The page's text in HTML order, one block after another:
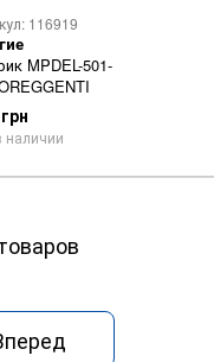
116919
MPDEL-501-
наличии